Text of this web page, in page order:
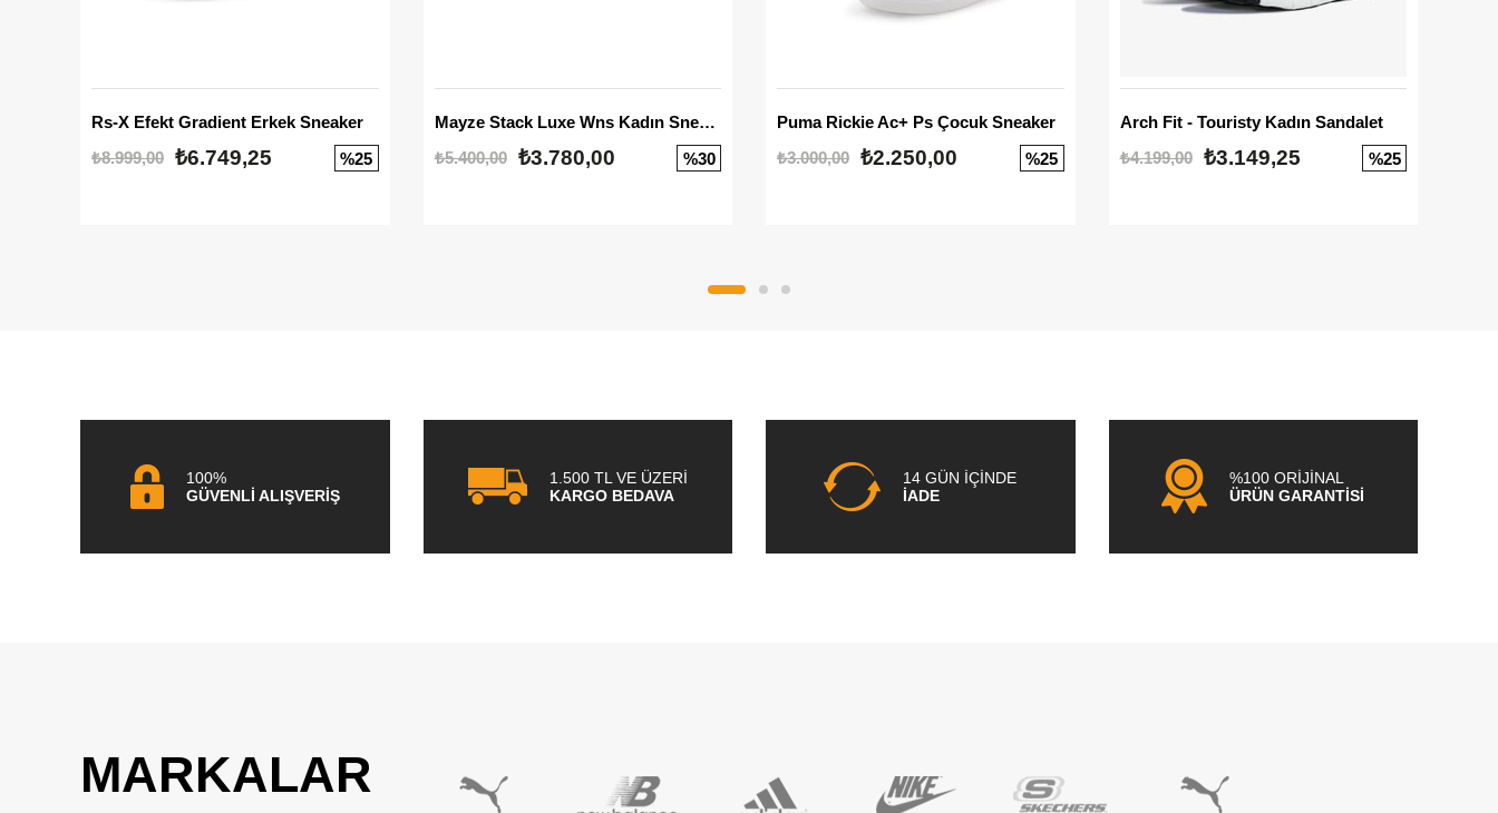
Rs-X Efekt Gradient Erkek Sneaker
₺8.999,00 ₺6.749,25 %25
Mayze Stack Luxe Wns Kadın Sneaker
₺5.400,00
₺3.780,00 %30
Puma Rickie Ac+ Ps Çocuk Sneaker
₺3.000,00 ₺2.250,00 %25
Arch Fit - Touristy Kadın Sandalet
₺4.199,00
₺3.149,25 %25
100%
GÜVENLİ ALIŞVERİŞ
1.500 TL VE ÜZERİ
KARGO BEDAVA
14 GÜN İÇİNDE
İADE
%100 ORİJİNAL
ÜRÜN GARANTİSİ
MARKALAR